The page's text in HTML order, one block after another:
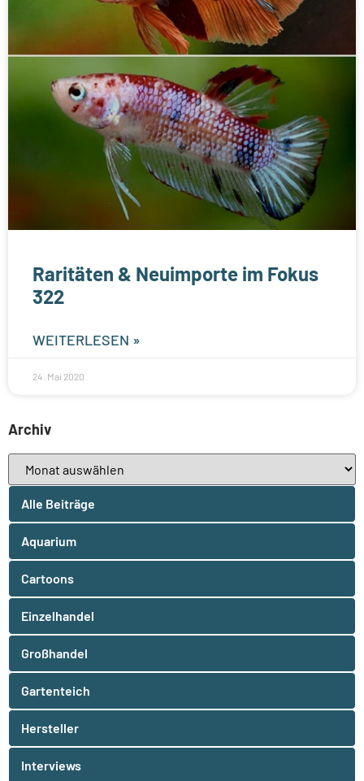
Raritäten & Neuimporte im Fokus
322
WEITERLESEN »
24. Mai 2020
Archiv
Alle Beiträge
Aquarium
Cartoons
Einzelhandel
Großhandel
Gartenteich
Hersteller
Interviews